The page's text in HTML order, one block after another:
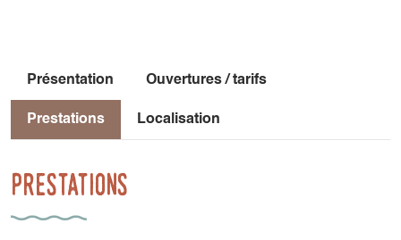
Présentation Ouvertures / tarifs
Prestations Localisation
Prestations